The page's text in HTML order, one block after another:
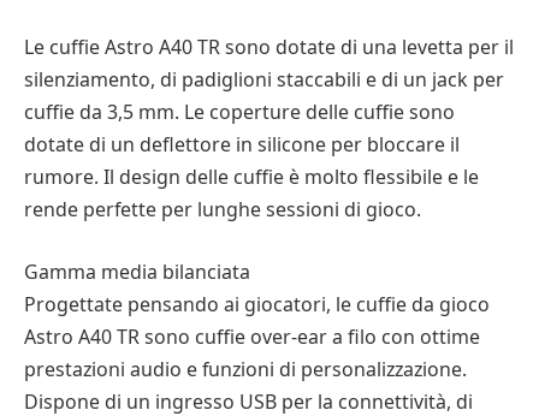
Le cuffie Astro A40 TR sono dotate di una levetta per il
silenziamento, di padiglioni staccabili e di un jack per
cuffie da 3,5 mm. Le coperture delle cuffie sono
dotate di un deflettore in silicone per bloccare il
rumore. Il design delle cuffie è molto flessibile e le
rende perfette per lunghe sessioni di gioco.
Gamma media bilanciata
Progettate pensando ai giocatori, le cuffie da gioco
Astro A40 TR sono cuffie over-ear a filo con ottime
prestazioni audio e funzioni di personalizzazione.
Dispone di un ingresso USB per la connettività, di